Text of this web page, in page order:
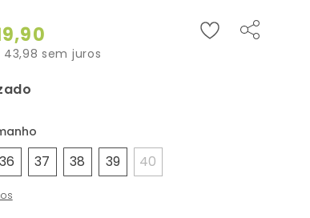
,90
43,98 sem juros
36 37 38 39 40